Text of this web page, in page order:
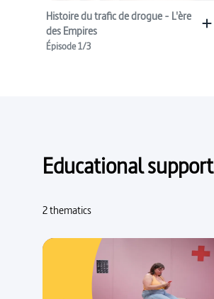
Histoire du trafic de drogue - L'ère
des Empires
Épisode 1/3
Educational support
2 thematics